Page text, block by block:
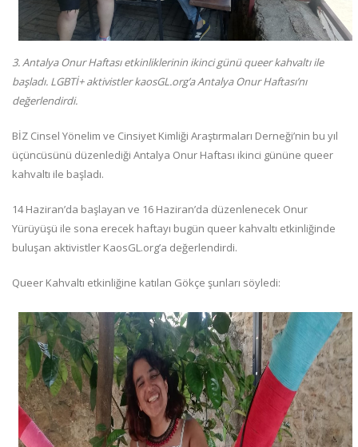
3. Antalya Onur Haftası etkinliklerinin ikinci günü queer kahvaltı ile
başladı. LGBTİ+ aktivistler kaosGL.org’a Antalya Onur Haftası’nı
değerlendirdi.
BİZ Cinsel Yönelim ve Cinsiyet Kimliği Araştırmaları Derneği’nin bu yıl
üçüncüsünü düzenlediği Antalya Onur Haftası ikinci gününe queer
kahvaltı ile başladı.
14 Haziran’da başlayan ve 16 Haziran’da düzenlenecek Onur
Yürüyüşü ile sona erecek haftayı bugün queer kahvaltı etkinliğinde
buluşan aktivistler KaosGL.org’a değerlendirdi.
Queer Kahvaltı etkinliğine katılan Gökçe şunları söyledi: